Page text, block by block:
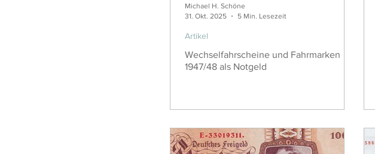
Michael H. Schöne
31. Okt. 2025
5 Min. Lesezeit
Artikel
Wechselfahrscheine und Fahrmarken
1947/48 als Notgeld